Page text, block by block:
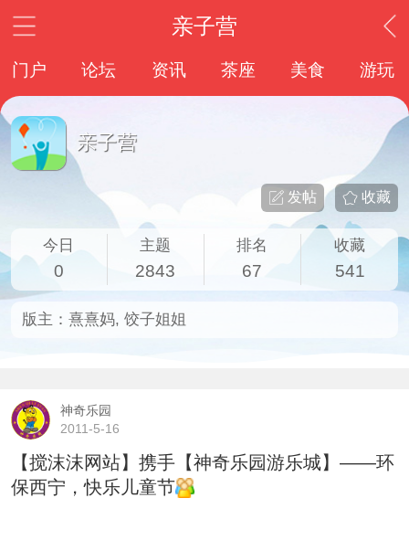
亲子营
门户 论坛 资讯 茶座 美食 游玩
亲子营
收藏
发帖
今日
0
主题
2843
排名
67
收藏
541
版主： 熹熹妈, 饺子姐姐
神奇乐园
2011-5-16
【搅沫沫网站】携手【神奇乐园游乐城】——环
保西宁，快乐儿童节